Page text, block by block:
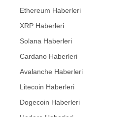
Ethereum Haberleri
XRP Haberleri
Solana Haberleri
Cardano Haberleri
Avalanche Haberleri
Litecoin Haberleri
Dogecoin Haberleri